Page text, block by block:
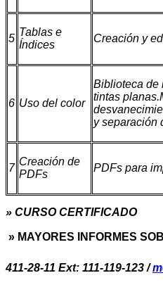
5
Tablas e
Índices
Creación y
6 Uso del color
Biblioteca de
tintas
y separación
7
Creación de
PDFs
PDFs para
» CURSO CERTIFICADO
» MAYORES INFORMES
411-28-11 Ext: 111-119-123 /